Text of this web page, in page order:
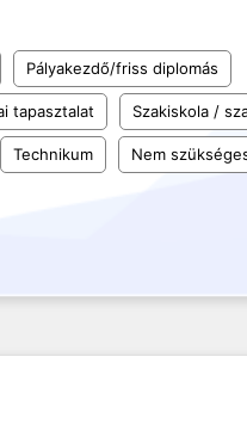
Pályakezdő/friss diplomás
tapasztalat Szakiskola /
Technikum Nem